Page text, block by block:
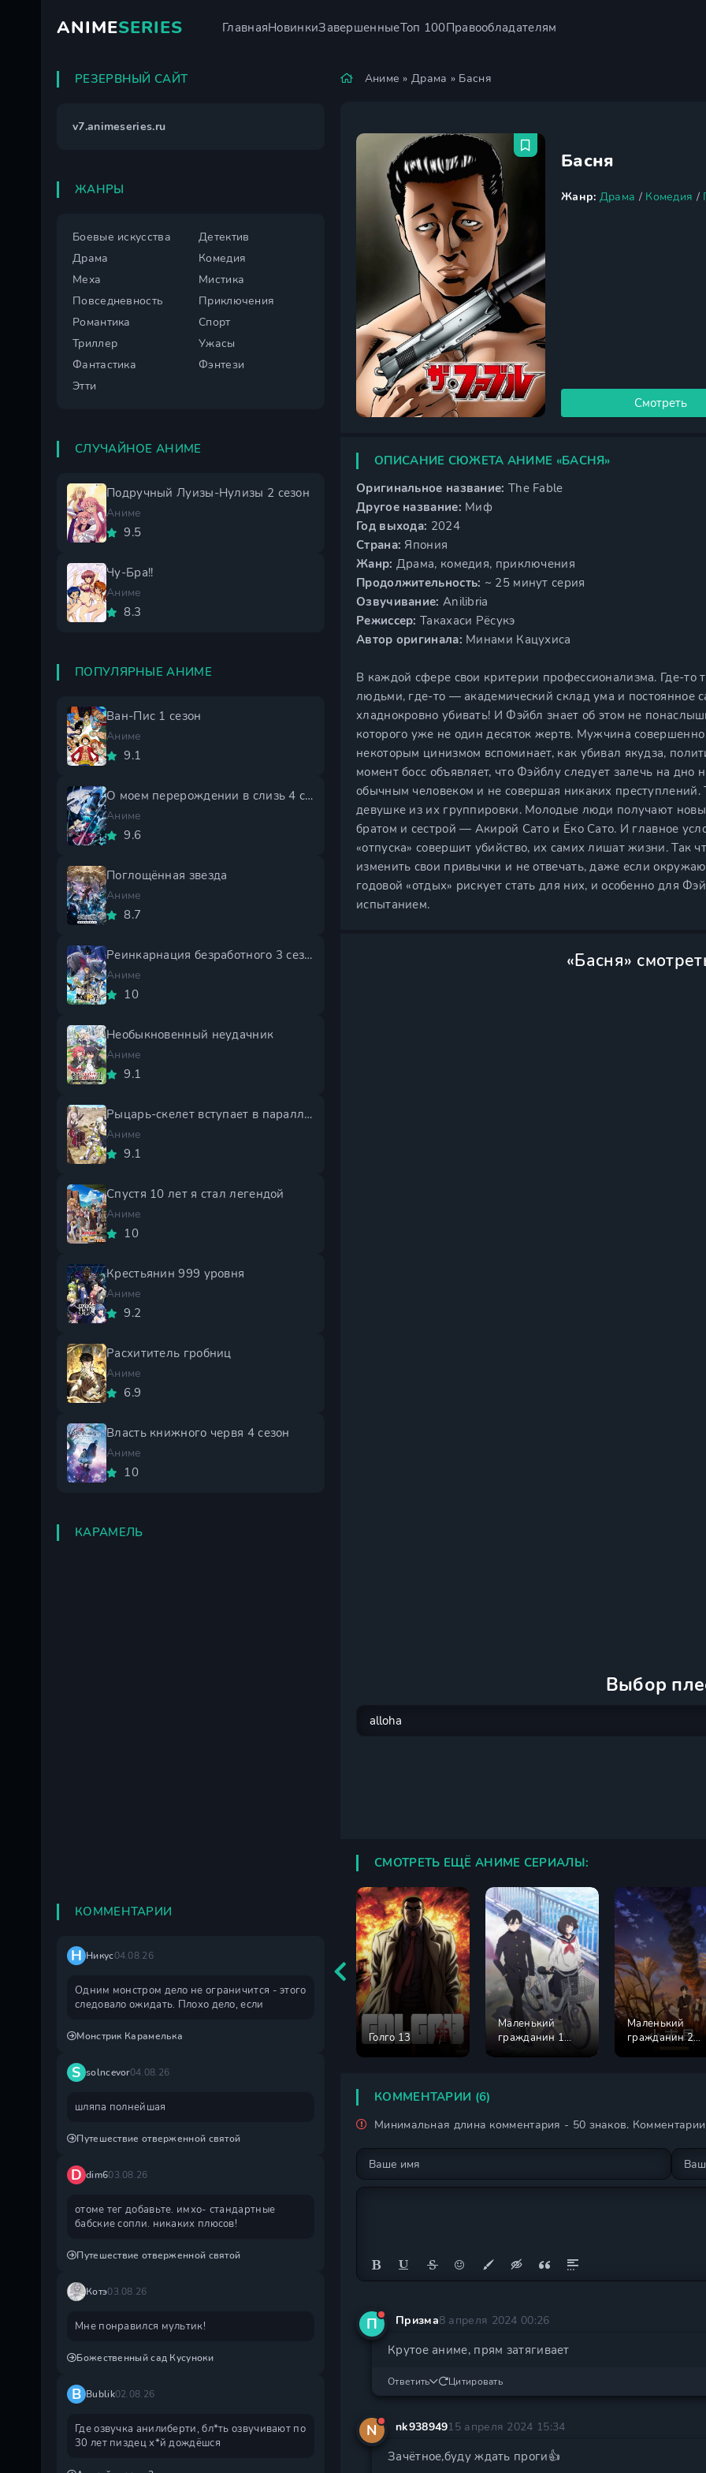
ANIMESERIES ГлавнаяНовинкиЗавершенныеТоп 100Правообладателям
Аниме »Драма » Басня
Басня
Жанр: Драма / Комедия /
Смотреть
ОПИСАНИЕ СЮЖЕТА АНИМЕ «БАСНЯ»
Оригинальное название: The Fable
Другое название: Миф
Год выхода: 2024
Страна: Япония
Жанр: Драма, комедия, приключения
Продолжительность: ~ 25 минут серия
Озвучивание: Anilibria
Режиссер: Такахаси Рёсукэ
Автор оригинала: Минами Кацухиса
В каждой сфере свои критерии профессионализма. Где-то
людьми, где-то — академический склад ума и постоянное
хладнокровно убивать! И Фэйбл знает об этом не
которого уже не один десяток жертв. Мужчина совершенно
некоторым цинизмом вспоминает, как убивал якудза,
момент босс объявляет, что Фэйблу следует залечь на дно
обычным человеком и не совершая никаких
девушке из их группировки. Молодые люди получают
братом и сестрой — Акирой Сато и Ёко Сато. И главное
«отпуска» совершит убийство, их самих лишат жизни. Так
изменить свои привычки и не отвечать, даже если
годовой «отдых» рискует стать для них, и особенно для
испытанием.
«Басня»
Выбор
СМОТРЕТЬ ЕЩЁ АНИМЕ СЕРИАЛЫ:
Голго 13
Маленький
гражданин 1
Маленький
гражданин 2
КОММЕНТАРИИ (6)
Минимальная длина комментария - 50 знаков.
П Призма8 апреля 2024 00:26
Крутое аниме, прям затягивает
Ответить Цитировать
N nk93894915 апреля 2024 15:34
Зачётное,буду ждать проги👍
РЕЗЕРВНЫЙ САЙТ
v7.animeseries.ru
ЖАНРЫ
Боевые искусства
Детектив
Драма
Комедия
Меха
Мистика
Повседневность
Приключения
Романтика
Спорт
Триллер
Ужасы
Фантастика
Фэнтези
Этти
СЛУЧАЙНОЕ АНИМЕ
Подручный Луизы-Нулизы 2 сезон
Аниме
9.5
Чу-Бра!!
Аниме
8.3
ПОПУЛЯРНЫЕ АНИМЕ
Ван-Пис 1 сезон
Аниме
9.1
О моем перерождении в слизь 4 сезон
Аниме
9.6
Поглощённая звезда
Аниме
8.7
Реинкарнация безработного 3 сезон
Аниме
10
Необыкновенный неудачник
Аниме
9.1
Рыцарь-скелет вступает в параллельный мир 2 сезон
Аниме
9.1
Спустя 10 лет я стал легендой
Аниме
10
Крестьянин 999 уровня
Аниме
9.2
Расхититель гробниц
Аниме
6.9
Власть книжного червя 4 сезон
Аниме
10
КАРАМЕЛЬ
КОММЕНТАРИИ
Н Никус04.08.26
Одним монстром дело не ограничится - этого
следовало ожидать. Плохо дело, если
Монстрик Карамелька
S solncevor04.08.26
шляпа полнейшая
Путешествие отверженной святой
D dim603.08.26
отоме тег добавьте. имхо- стандартные
бабские сопли. никаких плюсов!
Путешествие отверженной святой
Котэ03.08.26
Мне понравился мультик!
Божественный сад Кусуноки
B Bublik02.08.26
Где озвучка анилиберти, бл*ть озвучивают по
30 лет пиздец х*й дождëшся